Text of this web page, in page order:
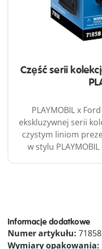
Część serii
PLAYMOBIL x
ekskluzywnej serii
czystym liniom
w stylu
Informacje dodatkowe
Numer artykułu: 71858
Wymiary opakowania: